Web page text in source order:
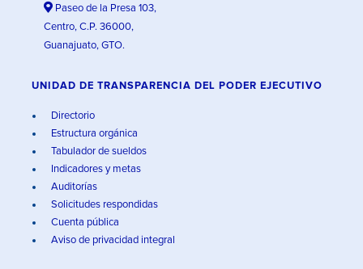
Paseo de la Presa 103,
Centro, C.P. 36000,
Guanajuato, GTO.
UNIDAD DE TRANSPARENCIA DEL PODER EJECUTIVO
Directorio
Estructura orgánica
Tabulador de sueldos
Indicadores y metas
Auditorías
Solicitudes respondidas
Cuenta pública
Aviso de privacidad integral